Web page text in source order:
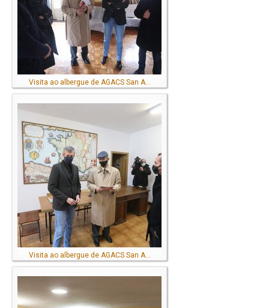
Visita ao albergue de AGACS San A...
Visita ao albergue de AGACS San A...